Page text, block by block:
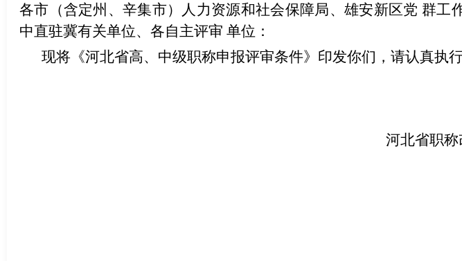
各市（含定州、辛集市）人力资源和社会保障局、雄安新区党 群工
中直驻冀有关单位、各自主评审 单位：
现将《河北省高、中级职称申报评审条件》印发你们，请认真执行
河北省职